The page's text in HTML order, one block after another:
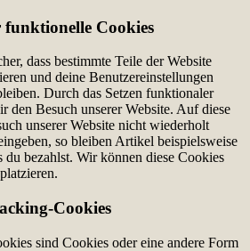
funktionelle Cookies
dass bestimmte Teile der Website
und deine Benutzereinstellungen
Durch das Setzen funktionaler
den Besuch unserer Website. Auf diese
unserer Website nicht wiederholt
so bleiben Artikel beispielsweise
bezahlst. Wir können diese Cookies
Cookies
sind Cookies oder eine andere Form